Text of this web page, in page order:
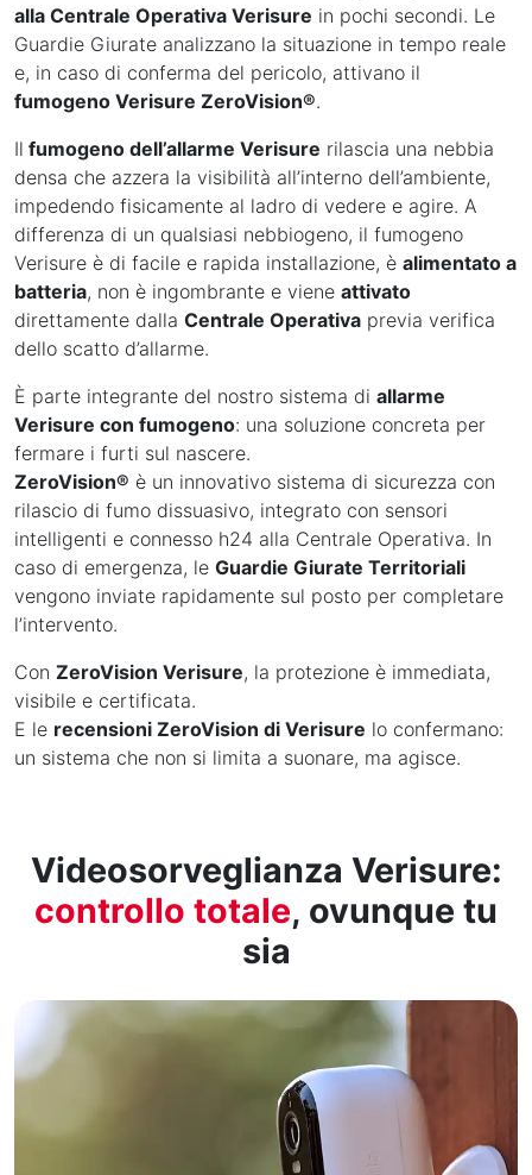
alla Centrale Operativa Verisure in pochi secondi. Le
Guardie Giurate analizzano la situazione in tempo reale
e, in caso di conferma del pericolo, attivano il
fumogeno Verisure ZeroVision®.
Il fumogeno dell’allarme Verisure rilascia una nebbia
densa che azzera la visibilità all’interno dell’ambiente,
impedendo fisicamente al ladro di vedere e agire. A
differenza di un qualsiasi nebbiogeno, il fumogeno
Verisure è di facile e rapida installazione, è alimentato a
batteria, non è ingombrante e viene attivato
direttamente dalla Centrale Operativa previa verifica
dello scatto d’allarme.
È parte integrante del nostro sistema di allarme
Verisure con fumogeno: una soluzione concreta per
fermare i furti sul nascere.
ZeroVision® è un innovativo sistema di sicurezza con
rilascio di fumo dissuasivo, integrato con sensori
intelligenti e connesso h24 alla Centrale Operativa. In
caso di emergenza, le Guardie Giurate Territoriali
vengono inviate rapidamente sul posto per completare
l’intervento.
Con ZeroVision Verisure, la protezione è immediata,
visibile e certificata.
E le recensioni ZeroVision di Verisure lo confermano:
un sistema che non si limita a suonare, ma agisce.
Videosorveglianza Verisure:
controllo totale, ovunque tu
sia